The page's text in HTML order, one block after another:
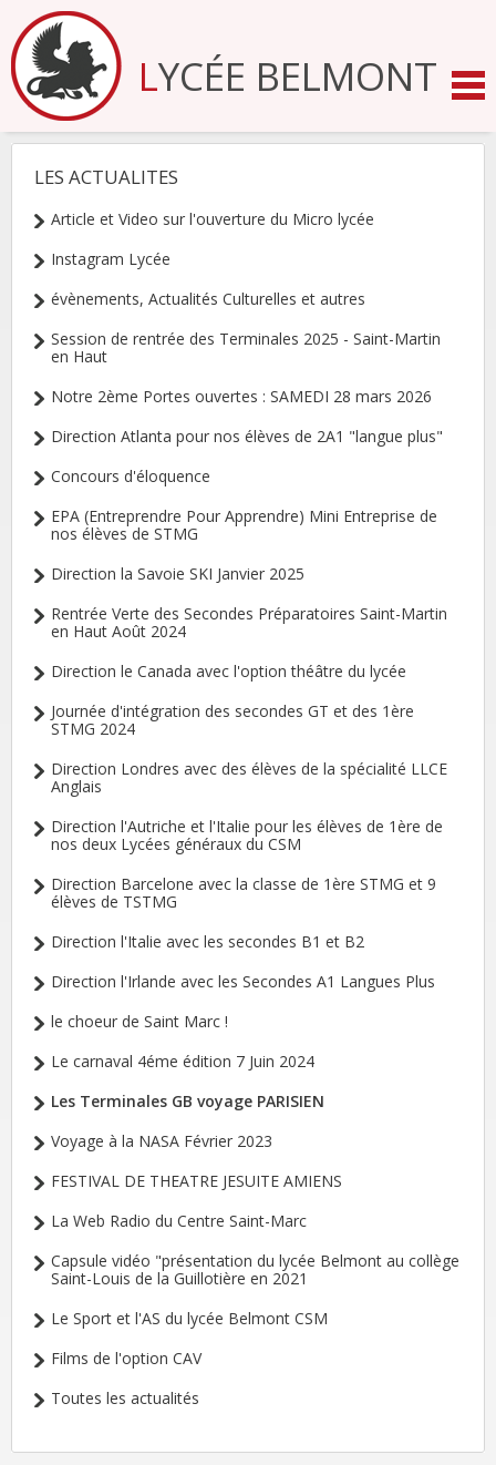
Aller
au
contenu.
|
Aller
LYCÉE BELMONT
NAVIGATION
LES ACTUALITES
Article et Video sur l'ouverture du Micro lycée
Instagram Lycée
évènements, Actualités Culturelles et autres
Session de rentrée des Terminales 2025 - Saint-Martin
en Haut
Notre 2ème Portes ouvertes : SAMEDI 28 mars 2026
Direction Atlanta pour nos élèves de 2A1 "langue plus"
Concours d'éloquence
EPA (Entreprendre Pour Apprendre) Mini Entreprise de
nos élèves de STMG
Direction la Savoie SKI Janvier 2025
Rentrée Verte des Secondes Préparatoires Saint-Martin
en Haut Août 2024
Direction le Canada avec l'option théâtre du lycée
Journée d'intégration des secondes GT et des 1ère
STMG 2024
Direction Londres avec des élèves de la spécialité LLCE
Anglais
Direction l'Autriche et l'Italie pour les élèves de 1ère de
nos deux Lycées généraux du CSM
Direction Barcelone avec la classe de 1ère STMG et 9
élèves de TSTMG
Direction l'Italie avec les secondes B1 et B2
Direction l'Irlande avec les Secondes A1 Langues Plus
le choeur de Saint Marc !
Le carnaval 4éme édition 7 Juin 2024
Les Terminales GB voyage PARISIEN
Voyage à la NASA Février 2023
FESTIVAL DE THEATRE JESUITE AMIENS
La Web Radio du Centre Saint-Marc
Capsule vidéo "présentation du lycée Belmont au collège
Saint-Louis de la Guillotière en 2021
Le Sport et l'AS du lycée Belmont CSM
Films de l'option CAV
Toutes les actualités